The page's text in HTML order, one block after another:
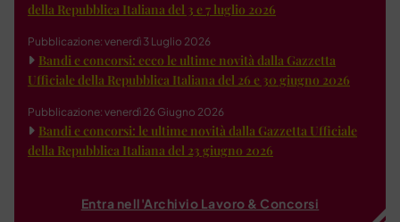
della Repubblica Italiana del 3 e 7 luglio 2026
Pubblicazione: venerdì 3 Luglio 2026
Bandi e concorsi: ecco le ultime novità dalla Gazzetta
Ufficiale della Repubblica Italiana del 26 e 30 giugno 2026
Pubblicazione: venerdì 26 Giugno 2026
Bandi e concorsi: le ultime novità dalla Gazzetta Ufficiale
della Repubblica Italiana del 23 giugno 2026
Entra nell'Archivio Lavoro & Concorsi